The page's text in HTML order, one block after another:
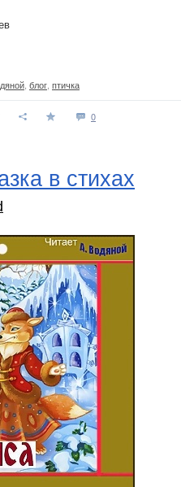
блог птичка
0
в стихах